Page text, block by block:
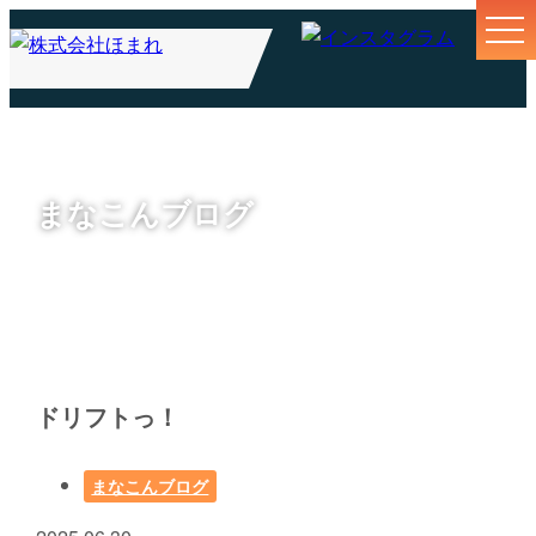
まなこんブログ
ドリフトっ！
まなこんブログ